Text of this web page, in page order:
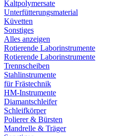
Kaltpolymersate
Unterfütterungsmaterial
Küvetten
Sonstiges
Alles anzeigen
Rotierende Laborinstrumente
Rotierende Laborinstrumente
Trennscheiben
Stahlinstrumente
für Frästechnik
HM-Instrumente
Diamantschleifer
Schleifkörper
Polierer & Bürsten
Mandrelle & Träger